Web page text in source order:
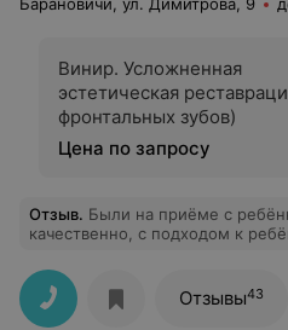
Винир. Усложненная
эстетическая
фронтальных зубов)
Цена по запросу
Отзыв. Были на приёме с
качественно, с подходом к
Отзывы43